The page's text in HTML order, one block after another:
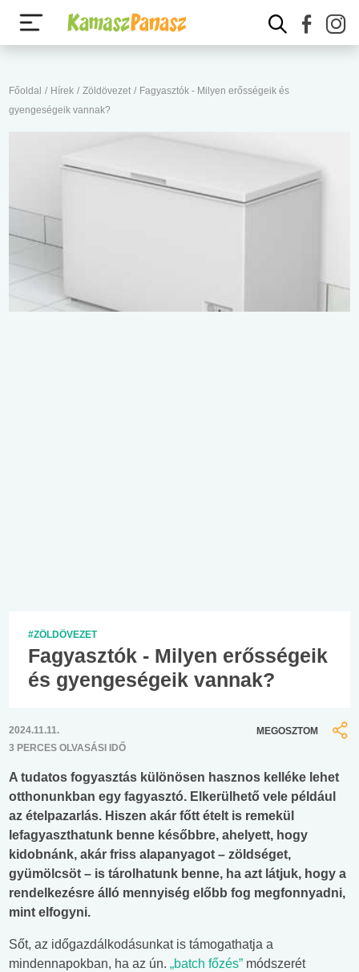
Főoldal / Hírek / Zöldövezet / Fagyasztók - Milyen erősségeik és
gyengeségeik vannak?
#ZÖLDÖVEZET
Fagyasztók - Milyen erősségeik
és gyengeségeik vannak?
2024.11.11.
3 PERCES OLVASÁSI IDŐ
MEGOSZTOM
A tudatos fogyasztás különösen hasznos kelléke lehet
otthonunkban egy fagyasztó. Elkerülhető vele például
az ételpazarlás. Hiszen akár főtt ételt is remekül
lefagyaszthatunk benne későbbre, ahelyett, hogy
kidobnánk, akár friss alapanyagot – zöldséget,
gyümölcsöt – is tárolhatunk benne, ha azt látjuk, hogy a
rendelkezésre álló mennyiség előbb fog megfonnyadni,
mint elfogyni.
Sőt, az időgazdálkodásunkat is támogathatja a
mindennapokban, ha az ún. „batch főzés” módszerét